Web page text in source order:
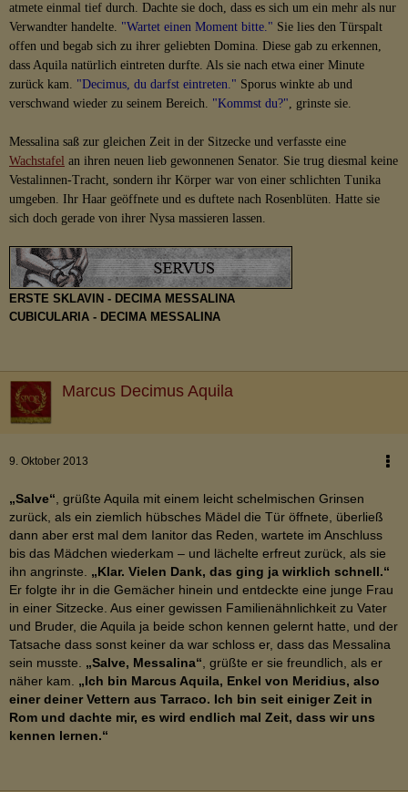
atmete einmal tief durch. Dachte sie doch, dass es sich um ein mehr als nur
Verwandter handelte. "Wartet einen Moment bitte." Sie lies den Türspalt
offen und begab sich zu ihrer geliebten Domina. Diese gab zu erkennen,
dass Aquila natürlich eintreten durfte. Als sie nach etwa einer Minute
zurück kam. "Decimus, du darfst eintreten." Sporus winkte ab und
verschwand wieder zu seinem Bereich. "Kommst du?", grinste sie.
Messalina saß zur gleichen Zeit in der Sitzecke und verfasste eine
Wachstafel an ihren neuen lieb gewonnenen Senator. Sie trug diesmal keine
Vestalinnen-Tracht, sondern ihr Körper war von einer schlichten Tunika
umgeben. Ihr Haar geöffnete und es duftete nach Rosenblüten. Hatte sie
sich doch gerade von ihrer Nysa massieren lassen.
ERSTE SKLAVIN - DECIMA MESSALINA
CUBICULARIA - DECIMA MESSALINA
Marcus Decimus Aquila
9. Oktober 2013
„Salve“ , grüßte Aquila mit einem leicht schelmischen Grinsen
zurück, als ein ziemlich hübsches Mädel die Tür öffnete, überließ
dann aber erst mal dem Ianitor das Reden, wartete im Anschluss
bis das Mädchen wiederkam – und lächelte erfreut zurück, als sie
ihn angrinste. „Klar. Vielen Dank, das ging ja wirklich schnell.“
Er folgte ihr in die Gemächer hinein und entdeckte eine junge Frau
in einer Sitzecke. Aus einer gewissen Familienähnlichkeit zu Vater
und Bruder, die Aquila ja beide schon kennen gelernt hatte, und der
Tatsache dass sonst keiner da war schloss er, dass das Messalina
sein musste. „Salve, Messalina“ , grüßte er sie freundlich, als er
näher kam. „Ich bin Marcus Aquila, Enkel von Meridius, also
einer deiner Vettern aus Tarraco. Ich bin seit einiger Zeit in
Rom und dachte mir, es wird endlich mal Zeit, dass wir uns
kennen lernen.“